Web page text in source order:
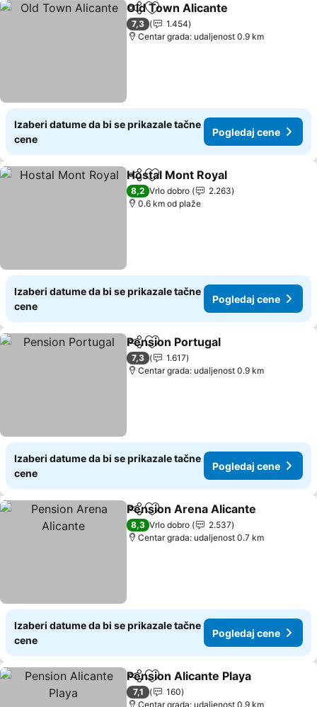
Deli Dodati u favorite
Old Town Alicante
7,3
1.454
Centar grada: udaljenost 0.9 km
Izaberi datume da bi se prikazale tačne
cene
Pogledaj cene
Deli Dodati u favorite
Hostal Mont Royal
8,2 Vrlo dobro
2.263
0.6 km od plaže
Izaberi datume da bi se prikazale tačne
cene
Pogledaj cene
Deli Dodati u favorite
Pension Portugal
7,3
1.617
Centar grada: udaljenost 0.9 km
Izaberi datume da bi se prikazale tačne
cene
Pogledaj cene
Deli Dodati u favorite
Pension Arena Alicante
8,3 Vrlo dobro
2.537
Centar grada: udaljenost 0.7 km
Izaberi datume da bi se prikazale tačne
cene
Pogledaj cene
Deli Dodati u favorite
Pension Alicante Playa
7,1
160
Centar grada: udaljenost 0.9 km